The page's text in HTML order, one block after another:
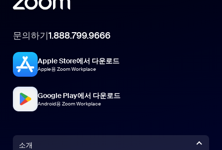
문의하기1.888.799.9666
Apple Store에서 다운로드
Apple용 Zoom Workplace
Google Play에서 다운로드
Android용 Zoom Workplace
소개